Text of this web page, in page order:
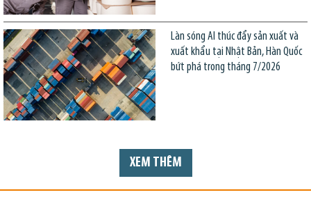
Làn sóng AI thúc đẩy sản xuất và
xuất khẩu tại Nhật Bản, Hàn Quốc
bứt phá trong tháng 7/2026
XEM THÊM